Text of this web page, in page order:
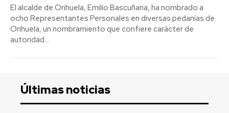
El alcalde de Orihuela, Emilio Bascuñana, ha nombrado a
ocho Representantes Personales en diversas pedanías de
Orihuela, un nombramiento que confiere carácter de
autoridad...
Últimas noticias